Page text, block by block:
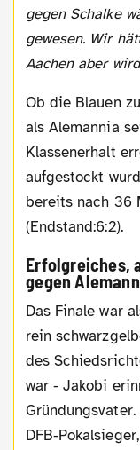
gegen Schalke
gewesen. Wir
Aachen aber
Ob die Blauen zu der Zeit nun so viel besser waren
als Alemannia
Klassenerhalt
aufgestockt
bereits nach 36
(Endstand:6:2).
Erfolgreiches,
gegen
Das Finale war also eine rein westdeutsche und
rein
des
war - Jakobi
DFB-